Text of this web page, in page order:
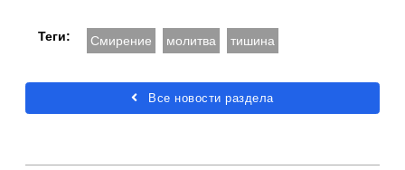
Теги: Смирение молитва тишина
Все новости раздела